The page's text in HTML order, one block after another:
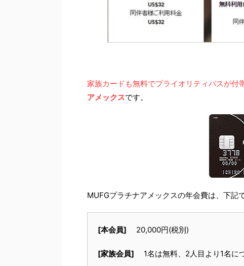
家族カードも無料でプライオリティパスが付
アメックスです。
MUFGプラチナアメックスの年会費は、下記で
[本会員] 20,000円(税別)
[家族会員] 1名は無料、2人目より1名に